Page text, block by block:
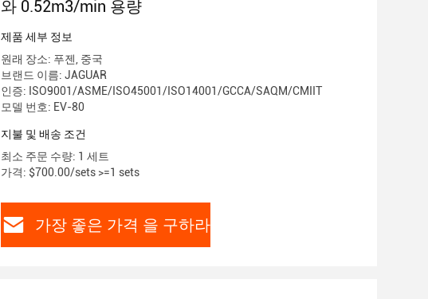
와 0.52m3/min 용량
제품 세부 정보
원래 장소: 푸젠, 중국
브랜드 이름: JAGUAR
인증: ISO9001/ASME/ISO45001/ISO14001/GCCA/SAQM/CMIIT
모델 번호: EV-80
지불 및 배송 조건
최소 주문 수량: 1 세트
가격: $700.00/sets >=1 sets
가장 좋은 가격 을 구하라